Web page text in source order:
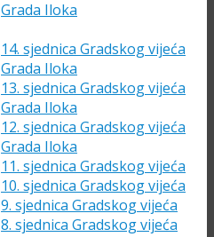
Grada Iloka
14. sjednica Gradskog vijeća
Grada Iloka
13. sjednica Gradskog vijeća
Grada Iloka
12. sjednica Gradskog vijeća
Grada Iloka
11. sjednica Gradskog vijeća
10. sjednica Gradskog vijeća
9. sjednica Gradskog vijeća
8. sjednica Gradskog vijeća